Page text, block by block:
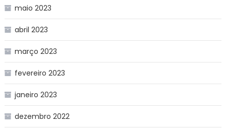
maio 2023
abril 2023
março 2023
fevereiro 2023
janeiro 2023
dezembro 2022